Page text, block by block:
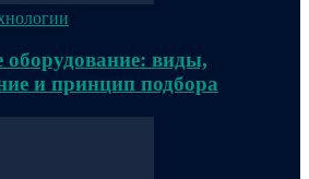
оборудование: виды,
и принцип подбора